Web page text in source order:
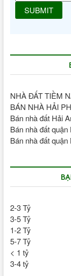
NHÀ ĐẤT TIỀM
BÁN NHÀ HẢI
Bán nhà đất Hải
Bán nhà đất quận
Bán nhà đất
2-3 Tỷ
3-5 Tỷ
1-2 Tỷ
5-7 Tỷ
< 1 tỷ
3-4 tỷ